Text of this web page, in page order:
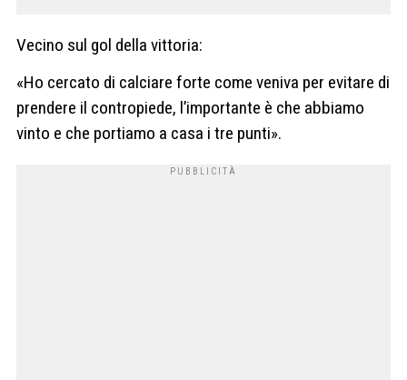
Vecino sul gol della vittoria:
«Ho cercato di calciare forte come veniva per evitare di
prendere il contropiede, l’importante è che abbiamo
vinto e che portiamo a casa i tre punti».